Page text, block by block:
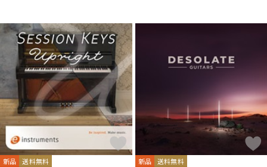
新品 送料無料 新品 送料無料